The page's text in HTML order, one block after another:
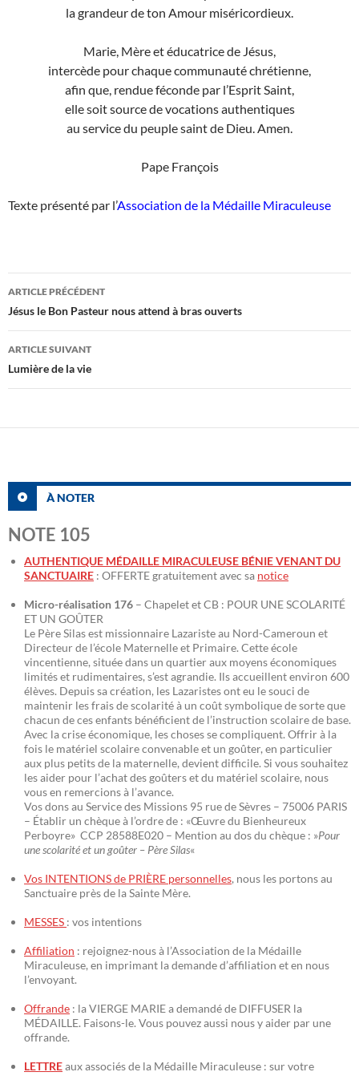
la grandeur de ton Amour miséricordieux.
Marie, Mère et éducatrice de Jésus,
intercède pour chaque communauté chrétienne,
afin que, rendue féconde par l’Esprit Saint,
elle soit source de vocations authentiques
au service du peuple saint de Dieu. Amen.
Pape François
Texte présenté par l’Association de la Médaille Miraculeuse
Navigation
des
articles
ARTICLE PRÉCÉDENT
Jésus le Bon Pasteur nous attend à bras ouverts
ARTICLE SUIVANT
Lumière de la vie
À NOTER
NOTE 105
AUTHENTIQUE MÉDAILLE MIRACULEUSE BÉNIE VENANT DU
SANCTUAIRE : OFFERTE gratuitement avec sa notice
Micro-réalisation 176 – Chapelet et CB : POUR UNE SCOLARITÉ
ET UN GOÛTER
Le Père Silas est missionnaire Lazariste au Nord-Cameroun et
Directeur de l’école Maternelle et Primaire. Cette école
vincentienne, située dans un quartier aux moyens économiques
limités et rudimentaires, s’est agrandie. Ils accueillent environ 600
élèves. Depuis sa création, les Lazaristes ont eu le souci de
maintenir les frais de scolarité à un coût symbolique de sorte que
chacun de ces enfants bénéficient de l’instruction scolaire de base.
Avec la crise économique, les choses se compliquent. Offrir à la
fois le matériel scolaire convenable et un goûter, en particulier
aux plus petits de la maternelle, devient difficile. Si vous souhaitez
les aider pour l’achat des goûters et du matériel scolaire, nous
vous en remercions à l’avance.
Vos dons au Service des Missions 95 rue de Sèvres – 75006 PARIS
– Établir un chèque à l’ordre de : «Œuvre du Bienheureux
Perboyre» CCP 28588E020 – Mention au dos du chèque : »Pour
une scolarité et un goûter – Père Silas«
Vos INTENTIONS de PRIÈRE personnelles, nous les portons au
Sanctuaire près de la Sainte Mère.
MESSES : vos intentions
Affiliation : rejoignez-nous à l’Association de la Médaille
Miraculeuse, en imprimant la demande d’affiliation et en nous
l’envoyant.
Offrande : la VIERGE MARIE a demandé de DIFFUSER la
MÉDAILLE. Faisons-le. Vous pouvez aussi nous y aider par une
offrande.
LETTREaux associés de la Médaille Miraculeuse : sur votre